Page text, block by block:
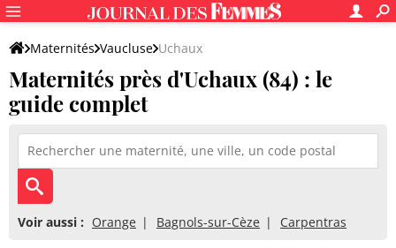
Maternités Vaucluse Uchaux
Maternités près d'Uchaux (84) : le
guide complet
Voir aussi : Orange Bagnols-sur-Cèze Carpentras